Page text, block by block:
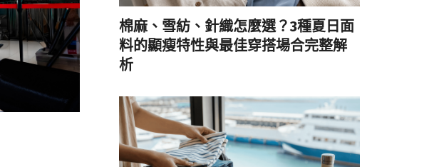
棉麻、雪紡、針織怎麼選？3種夏日面
料的顯瘦特性與最佳穿搭場合完整解
析